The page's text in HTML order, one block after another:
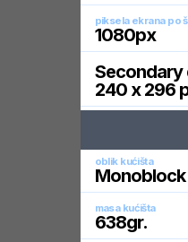
piksela ekrana po
1080px
Secondary
240 x 296
oblik kućišta
Monoblock
masa kućišta
638gr.